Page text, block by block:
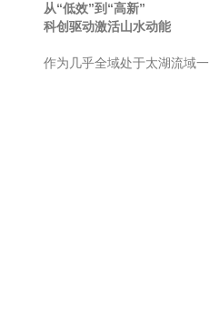
从“低效”到“高新”
科创驱动激活山水动能
作为几乎全域处于太湖流域一